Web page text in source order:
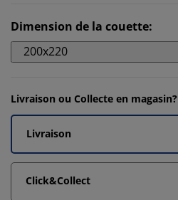
Dimension de la couette:
200x220
Livraison ou Collecte en magasin?
Livraison
Click&Collect